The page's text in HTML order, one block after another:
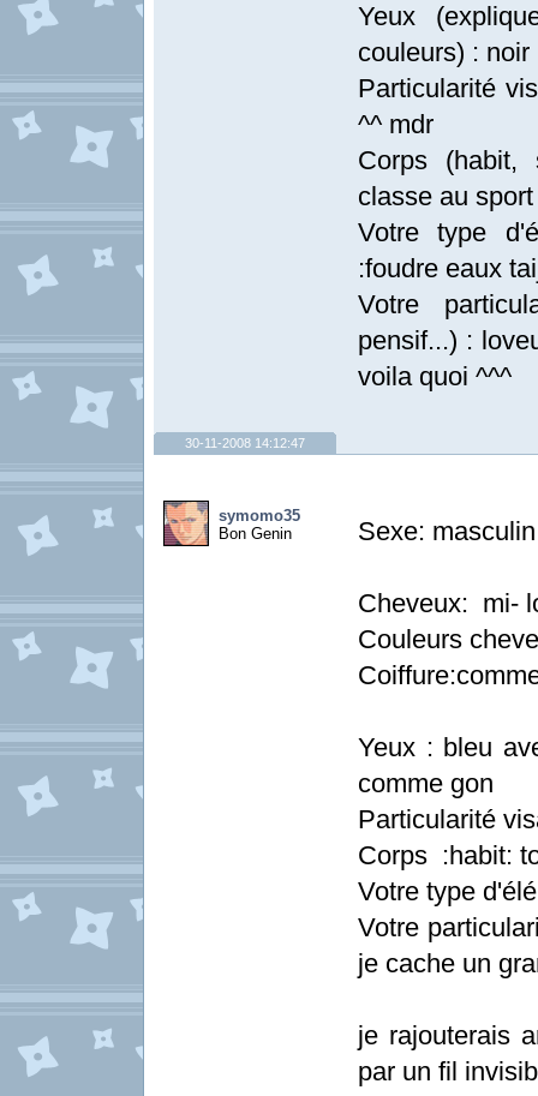
Yeux
couleurs) : noir
Particularité
^^ mdr
Corps (habit,
classe au sport
Votre type
:foudre eaux
Votre
pensif...) :
voila quoi ^^^
30-11-2008 14:12:47
symomo35
Bon Genin
Sexe: masculin
Cheveux: mi-
Couleurs
Yeux : bleu
comme gon
Particularité
Corps :habit:
Votre type
Votre
je cache un
je rajouterais
par un fil